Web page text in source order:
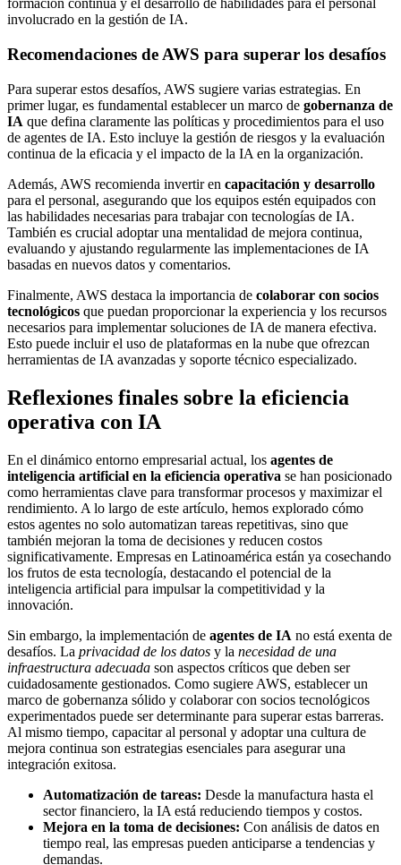
formación continua y el desarrollo de habilidades para el personal
involucrado en la gestión de IA.
Recomendaciones de AWS para superar los desafíos
Para superar estos desafíos, AWS sugiere varias estrategias. En
primer lugar, es fundamental establecer un marco de gobernanza de
IA que defina claramente las políticas y procedimientos para el uso
de agentes de IA. Esto incluye la gestión de riesgos y la evaluación
continua de la eficacia y el impacto de la IA en la organización.
Además, AWS recomienda invertir en capacitación y desarrollo
para el personal, asegurando que los equipos estén equipados con
las habilidades necesarias para trabajar con tecnologías de IA.
También es crucial adoptar una mentalidad de mejora continua,
evaluando y ajustando regularmente las implementaciones de IA
basadas en nuevos datos y comentarios.
Finalmente, AWS destaca la importancia de colaborar con socios
tecnológicos que puedan proporcionar la experiencia y los recursos
necesarios para implementar soluciones de IA de manera efectiva.
Esto puede incluir el uso de plataformas en la nube que ofrezcan
herramientas de IA avanzadas y soporte técnico especializado.
Reflexiones finales sobre la eficiencia
operativa con IA
En el dinámico entorno empresarial actual, los agentes de
inteligencia artificial en la eficiencia operativa se han posicionado
como herramientas clave para transformar procesos y maximizar el
rendimiento. A lo largo de este artículo, hemos explorado cómo
estos agentes no solo automatizan tareas repetitivas, sino que
también mejoran la toma de decisiones y reducen costos
significativamente. Empresas en Latinoamérica están ya cosechando
los frutos de esta tecnología, destacando el potencial de la
inteligencia artificial para impulsar la competitividad y la
innovación.
Sin embargo, la implementación de agentes de IA no está exenta de
desafíos. La privacidad de los datos y la necesidad de una
infraestructura adecuada son aspectos críticos que deben ser
cuidadosamente gestionados. Como sugiere AWS, establecer un
marco de gobernanza sólido y colaborar con socios tecnológicos
experimentados puede ser determinante para superar estas barreras.
Al mismo tiempo, capacitar al personal y adoptar una cultura de
mejora continua son estrategias esenciales para asegurar una
integración exitosa.
Automatización de tareas: Desde la manufactura hasta el
sector financiero, la IA está reduciendo tiempos y costos.
Mejora en la toma de decisiones: Con análisis de datos en
tiempo real, las empresas pueden anticiparse a tendencias y
demandas.